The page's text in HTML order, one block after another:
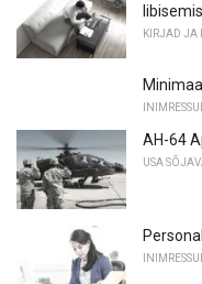
KIRJAD JA
AH-64
USA